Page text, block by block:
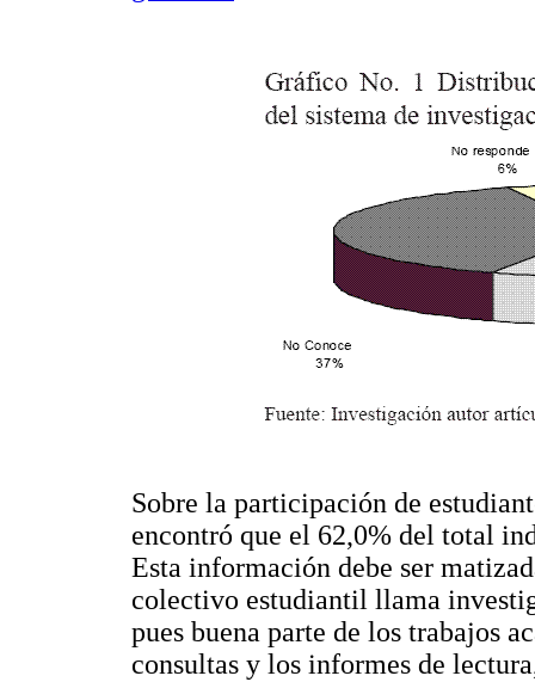
Sobre la participación de
encontró que el 62,0% del total
Esta información debe ser
colectivo estudiantil llama
pues buena parte de los trabajos
consultas y los informes de